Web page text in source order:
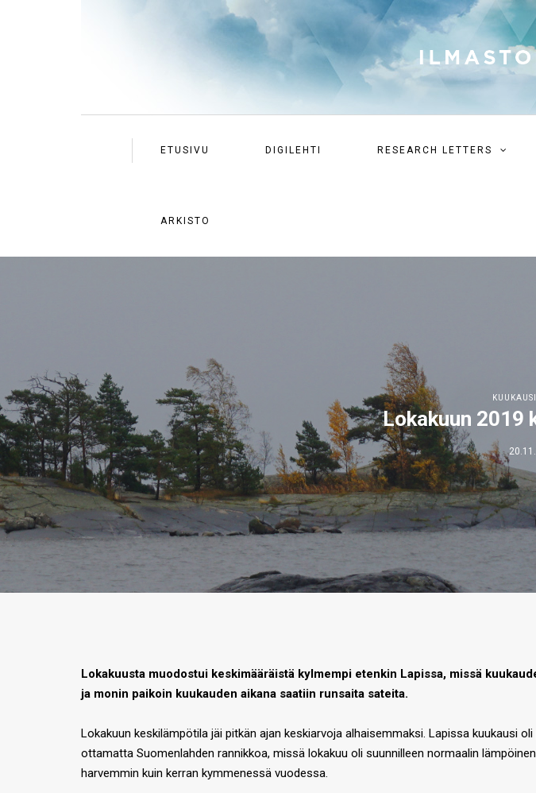
ETUSIVU DIGILEHTI RESEARCH LETTERS
ARKISTO
Lokakuun 2019
Lokakuusta muodostui keskimääräistä kylmempi etenkin Lapissa, missä
ja monin paikoin kuukauden aikana saatiin runsaita sateita.
Lokakuun keskilämpötila jäi pitkän ajan keskiarvoja alhaisemmaksi. Lapissa kuukausi
ottamatta Suomenlahden rannikkoa, missä lokakuu oli suunnilleen normaalin
harvemmin kuin kerran kymmenessä vuodessa.